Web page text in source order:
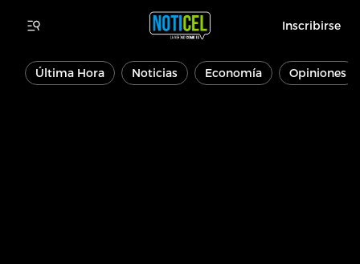
Inscribirse
Última Hora Noticias Economía Opiniones